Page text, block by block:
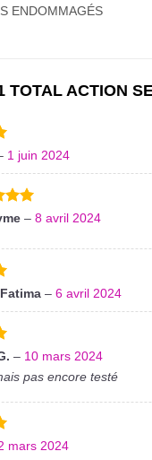
ENDOMMAGÉS
TOTAL ACTION
1 juin 2024
sur– 8 avril 2024
– 6 avril 2024
– 10 mars 2024
pas encore testé
mars 2024